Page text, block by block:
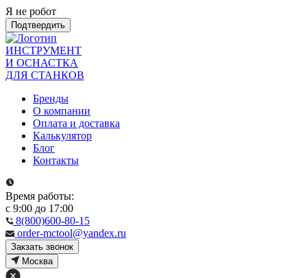
Я не робот
Подтвердить
ИНСТРУМЕНТ
И ОСНАСТКА
ДЛЯ СТАНКОВ
Бренды
О компании
Оплата и доставка
Калькулятор
Блог
Контакты
Время работы:
с 9:00 до 17:00
8(800)600-80-15
order-mctool@yandex.ru
Закзать звонок
Москва